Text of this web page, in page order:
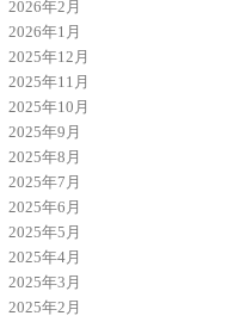
2026年2月
2026年1月
2025年12月
2025年11月
2025年10月
2025年9月
2025年8月
2025年7月
2025年6月
2025年5月
2025年4月
2025年3月
2025年2月